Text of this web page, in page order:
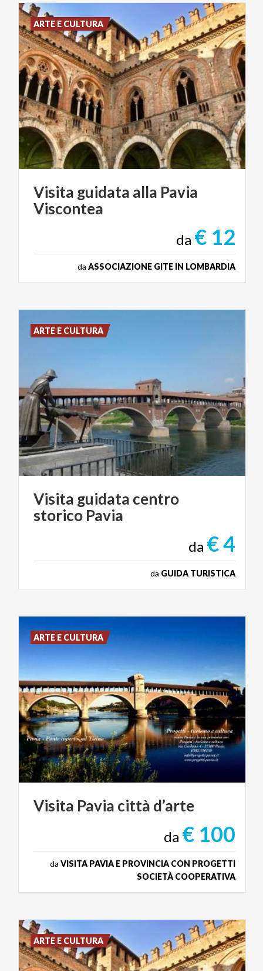
Visita guidata alla Pavia
Viscontea
da € 12
da ASSOCIAZIONE GITE IN LOMBARDIA
ARTE E CULTURA
Visita guidata centro
storico Pavia
da € 4
da GUIDA TURISTICA
ARTE E CULTURA
Visita Pavia città d’arte
da € 100
da VISITA PAVIA E PROVINCIA CON PROGETTI
SOCIETÀ COOPERATIVA
ARTE E CULTURA
ARTE E CULTURA